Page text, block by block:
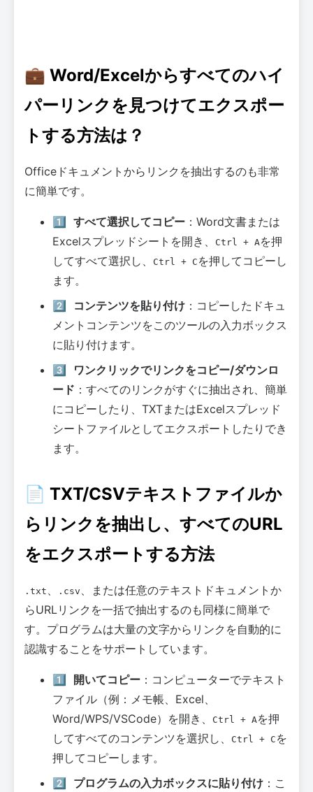
💼 Word/Excelからすべてのハイ
パーリンクを見つけてエクスポー
トする方法は？
Officeドキュメントからリンクを抽出するのも非常
に簡単です。
1️⃣ すべて選択してコピー ：Word文書または
Excelスプレッドシートを開き、
Ctrl + A を押
してすべて選択し、
Ctrl + C を押してコピーし
ます。
2️⃣
コンテンツを貼り付け ：コピーしたドキュ
メントコンテンツをこのツールの入力ボックス
に貼り付けます。
3️⃣
ワンクリックでリンクをコピー/ダウンロ
ード ：すべてのリンクがすぐに抽出され、簡単
にコピーしたり、TXTまたはExcelスプレッド
シートファイルとしてエクスポートしたりでき
ます。
📄 TXT/CSVテキストファイルか
らリンクを抽出し、すべてのURL
をエクスポートする方法
.txt .csv
、または任意のテキストドキュメントか
らURLリンクを一括で抽出するのも同様に簡単で
す。プログラムは大量の文字からリンクを自動的に
認識することをサポートしています。
1️⃣ 開いてコピー ：コンピューターでテキスト
ファイル（例：メモ帳、Excel、
Word/WPS/VSCode）を開き、
Ctrl + A を押
してすべてのコンテンツを選択し、
Ctrl + C を
押してコピーします。
2️⃣ プログラムの入力ボックスに貼り付け ：こ